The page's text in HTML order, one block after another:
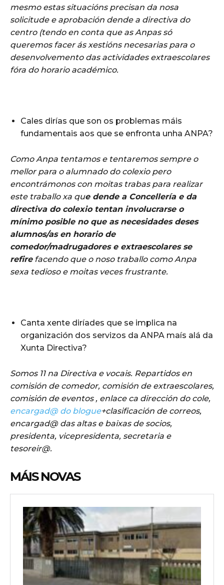
mesmo estas situacións precisan da nosa
solicitude e aprobación dende a directiva do
centro (tendo en conta que as Anpas só
queremos facer ás xestións necesarias para o
desenvolvemento das actividades extraescolares
fóra do horario académico.
Cales dirías que son os problemas máis
fundamentais aos que se enfronta unha ANPA?
Como Anpa tentamos e tentaremos sempre o
mellor para o alumnado do colexio pero
encontrámonos con moitas trabas para realizar
este traballo xa que dende a Concellería e da
directiva do colexio tentan involucrarse o
mínimo posible no que as necesidades deses
alumnos/as en horario de
comedor/madrugadores e extraescolares se
refirefacendo que o noso traballo como Anpa
sexa tedioso e moitas veces frustrante.
Canta xente diríades que se implica na
organización dos servizos da ANPA maís alá da
Xunta Directiva?
Somos 11 na Directiva e vocais. Repartidos en
comisión de comedor, comisión de extraescolares,
comisión de eventos , enlace ca dirección do cole,
encargad@ do blogue+clasificación de correos,
encargad@ das altas e baixas de socios,
presidenta, vicepresidenta, secretaria e
tesoreir@.
MÁIS NOVAS